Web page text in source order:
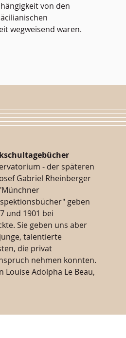
von den
wegweisend waren.
- der späteren
Gabriel Rheinberger
geben
und 1901 bei
Sie geben uns aber
talentierte
die privat
nehmen konnten.
Louise Adolpha Le Beau,